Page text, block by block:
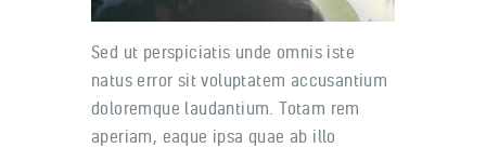
Sed ut perspiciatis unde omnis iste
natus error sit voluptatem accusantium
doloremque laudantium. Totam rem
aperiam, eaque ipsa quae ab illo